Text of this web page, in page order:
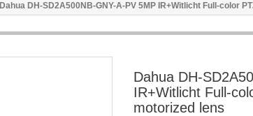
Dahua DH-SD2A500NB-GNY-A-PV 5MP IR+Witlicht Full-color
Dahua DH-
IR+Witlicht Full-
motorized lens